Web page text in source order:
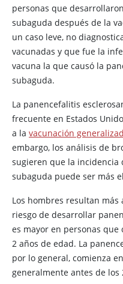
personas que
subaguda después de la
un caso leve, no
vacunadas y que fue la
vacuna la que causó la
subaguda.
La panencefalitis
frecuente en Estados
a la vacunación
embargo, los análisis de
sugieren que la incidencia
subaguda puede ser más
Los hombres resultan más
riesgo de desarrollar
es mayor en personas
2 años de edad. La
por lo general, comienza
generalmente antes de los